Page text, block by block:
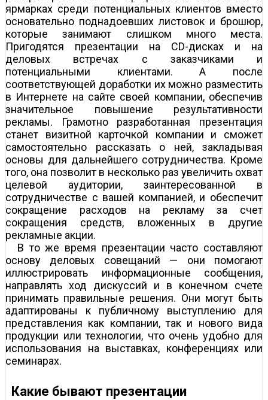
ярмарках среди потенциальных клиентов вместо
основательно поднадоевших листовок и брошюр,
которые занимают слишком много места.
Пригодятся презентации на CD-дисках и на
деловых встречах с заказчиками и
потенциальными клиентами. А после
соответствующей доработки их можно разместить
в Интернете на сайте своей компании, обеспечив
значительное повышение результативности
рекламы. Грамотно разработанная презентация
станет визитной карточкой компании и сможет
самостоятельно рассказать о ней, закладывая
основы для дальнейшего сотрудничества. Кроме
того, она позволит в несколько раз увеличить охват
целевой аудитории, заинтересованной в
сотрудничестве с вашей компанией, и обеспечит
сокращение расходов на рекламу за счет
сокращения средств, вложенных в другие
рекламные акции.
В то же время презентации часто составляют
основу деловых совещаний — они помогают
иллюстрировать информационные сообщения,
направлять ход дискуссий и в конечном счете
принимать правильные решения. Они могут быть
адаптированы к публичному выступлению для
представления как компании, так и нового вида
продукции или технологии, что очень удобно для
использования на выставках, конференциях или
семинарах.
Какие бывают презентации